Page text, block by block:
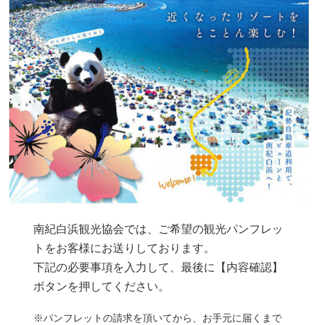
南紀白浜観光協会では、ご希望の観光パンフレッ
トをお客様にお送りしております。
下記の必要事項を入力して、最後に【内容確認】
ボタンを押してください。
※パンフレットの請求を頂いてから、お手元に届くまで